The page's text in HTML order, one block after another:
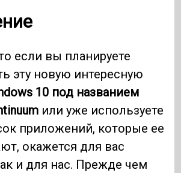
если вы планируете
эту новую интересную
10 под названием
или уже используете
приложений, которые ее
окажется для вас
и для нас. Прежде чем